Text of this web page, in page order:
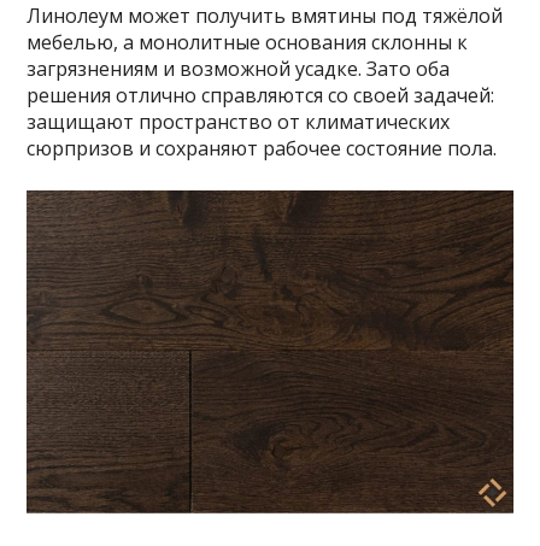
Линолеум может получить вмятины под тяжёлой
мебелью, а монолитные основания склонны к
загрязнениям и возможной усадке. Зато оба
решения отлично справляются со своей задачей:
защищают пространство от климатических
сюрпризов и сохраняют рабочее состояние пола.